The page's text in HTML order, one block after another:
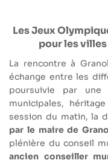
Les Jeux
pour les
La rencontre à
échange entre les
poursuivie par une
municipales,
session du matin, la
par le maire de
plénière du conseil
ancien conseiller